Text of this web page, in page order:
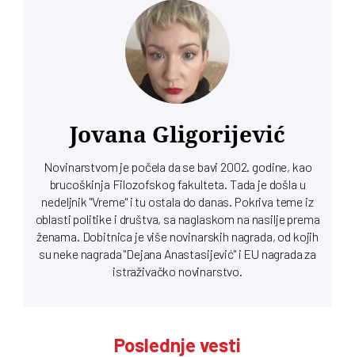
Jovana Gligorijević
Novinarstvom je počela da se bavi 2002. godine, kao
brucoškinja Filozofskog fakulteta. Tada je došla u
nedeljnik "Vreme" i tu ostala do danas. Pokriva teme iz
oblasti politike i društva, sa naglaskom na nasilje prema
ženama. Dobitnica je više novinarskih nagrada, od kojih
su neke nagrada "Dejana Anastasijević" i EU nagrada za
istraživačko novinarstvo.
Poslednje vesti